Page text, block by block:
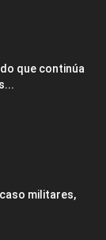
que continúa
militares,